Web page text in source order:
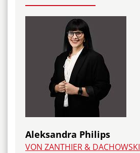
Aleksandra Philips
VON ZANTHIER & DACHOWSKI